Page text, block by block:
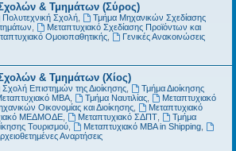
& Τμημάτων (Σύρος)
Πολυτεχνική Σχολή,
Τμήμα Μηχανικών Σχεδίασης
Μεταπτυχιακό Σχεδίασης Προϊόντων και
Ομοιοπαθητικής,
Γενικές Ανακοινώσεις
& Τμημάτων (Χίος)
Σχολή Επιστημών της Διοίκησης,
Τμήμα Διοίκησης
MBA, Τμήμα Ναυτιλίας,
Μεταπτυχιακό
Οικονομίας και Διοίκησης,
Μεταπτυχιακό
ΜΕΔΜΟΔΕ, Μεταπτυχιακό ΣΔΠΤ,
Τμήμα
Τουρισμού
Μεταπτυχιακό MBA in Shipping,
Αναρτήσεις